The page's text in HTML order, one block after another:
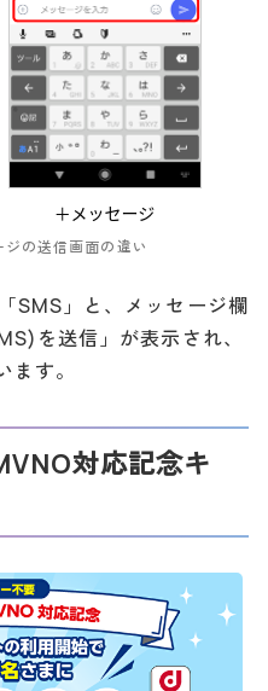
の送信画面の違い
SMS」と、メッセージ欄
を送信」が表示され、
す。
対応記念キ